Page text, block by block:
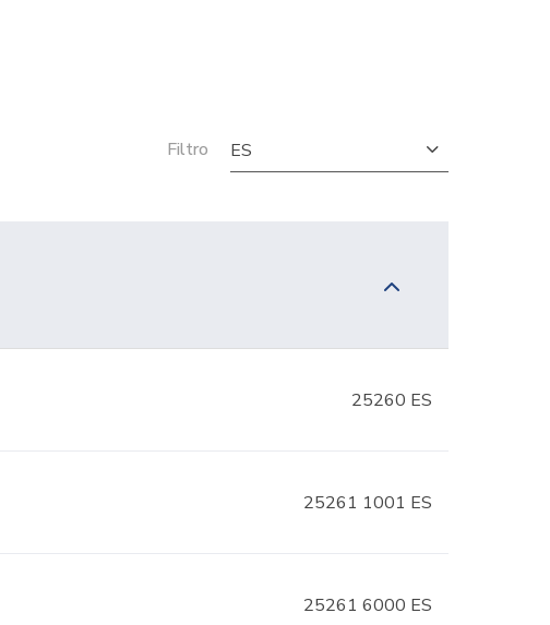
Filtro ES
25260 ES
25261 1001 ES
25261 6000 ES